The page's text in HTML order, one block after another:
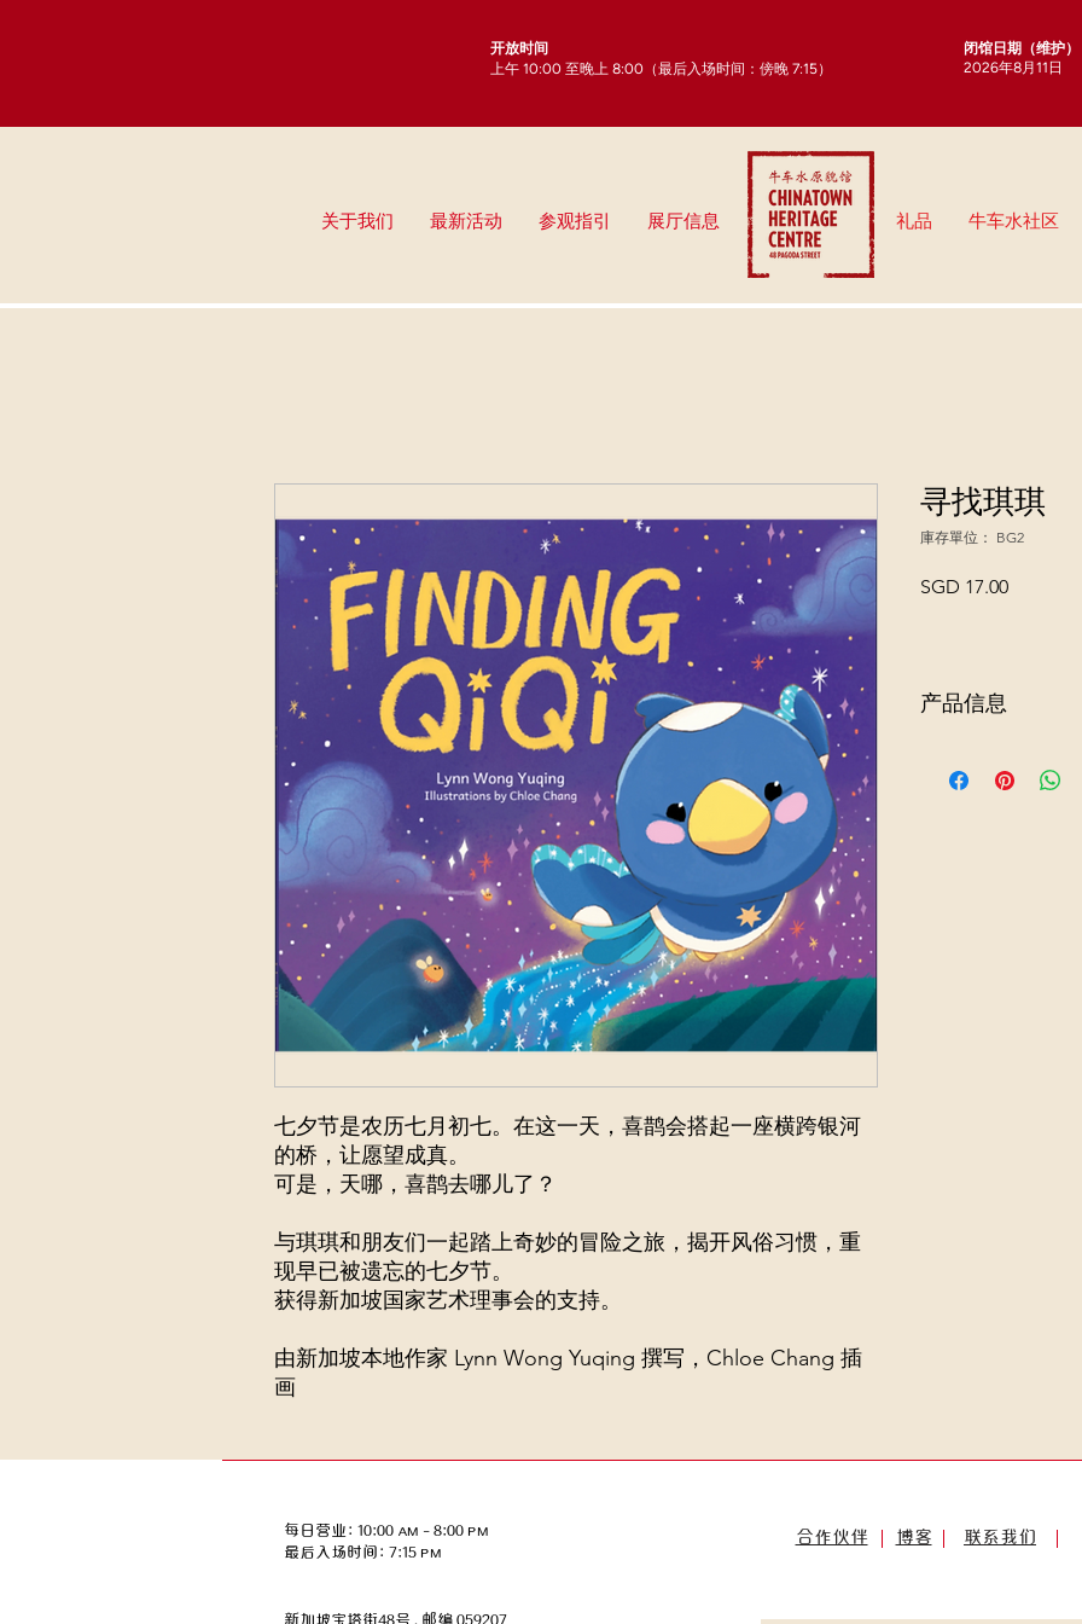
开放时间
上午 10:00 至晚上 8:00（最后入场时间：傍晚 7:15）
闭馆日期（维护）
2026年8月11日
礼品 牛车水社区
关于我们 最新活动 参观指引 展厅信息
七夕节是农历七月初七。在这一天，喜鹊会搭起一座横跨银河
的桥，让愿望成真。
可是，天哪，喜鹊去哪儿了？
与琪琪和朋友们一起踏上奇妙的冒险之旅，揭开风俗习惯，重
现早已被遗忘的七夕节。
获得新加坡国家艺术理事会的支持。
由新加坡本地作家 Lynn Wong Yuqing 撰写，Chloe Chang 插
画
寻找琪琪
庫存單位： BG2
SGD 17.00價
产品信息
银河的桥，让愿望成
每日营业：10:00 AM – 8:00 PM
​​最后入场时间：7:15 PM
新加坡宝塔街48号，邮编 059207
合作伙伴 博客 联系我们